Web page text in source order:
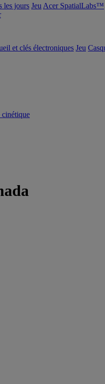
les jours Jeu Acer SpatialLabs™
et clés électroniques Jeu